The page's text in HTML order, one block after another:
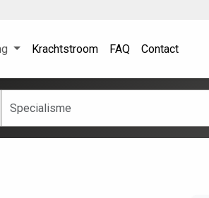
Krachtstroom FAQ Contact